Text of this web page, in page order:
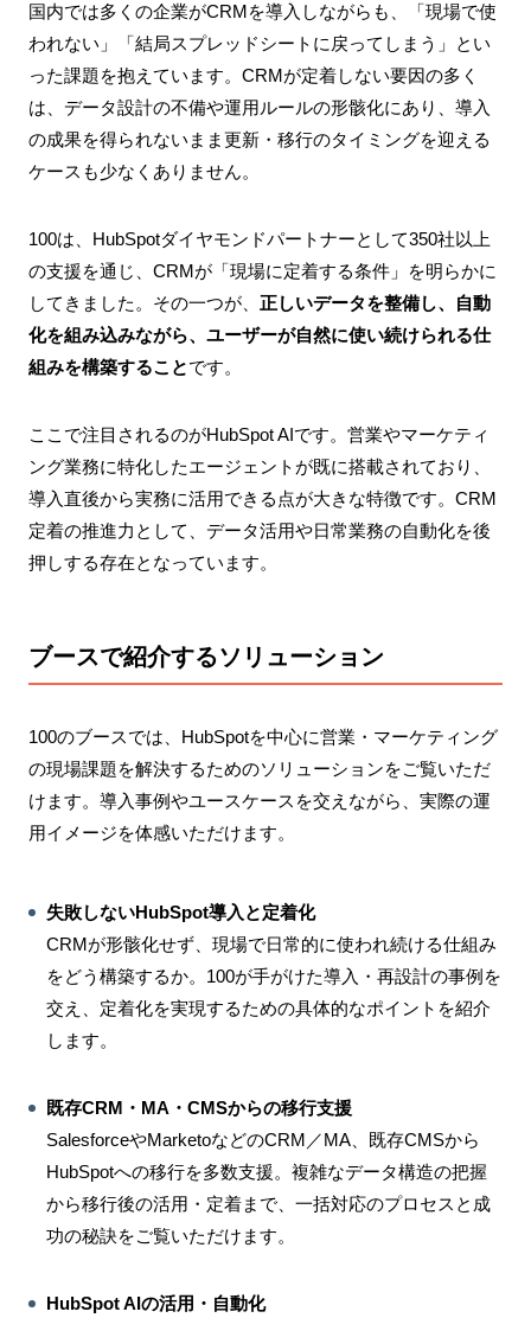
国内では多くの企業がCRMを導入しながらも、「現場で使
われない」「結局スプレッドシートに戻ってしまう」とい
った課題を抱えています。CRMが定着しない要因の多く
は、データ設計の不備や運用ルールの形骸化にあり、導入
の成果を得られないまま更新・移行のタイミングを迎える
ケースも少なくありません。
100は、HubSpotダイヤモンドパートナーとして350社以上
の支援を通じ、CRMが「現場に定着する条件」を明らかに
してきました。その一つが、 正しいデータを整備し、自動
化を組み込みながら、ユーザーが自然に使い続けられる仕
組みを構築することです。
ここで注目されるのがHubSpot AIです。営業やマーケティ
ング業務に特化したエージェントが既に搭載されており、
導入直後から実務に活用できる点が大きな特徴です。CRM
定着の推進力として、データ活用や日常業務の自動化を後
押しする存在となっています。
ブースで紹介するソリューション
100のブースでは、HubSpotを中心に営業・マーケティング
の現場課題を解決するためのソリューションをご覧いただ
けます。導入事例やユースケースを交えながら、実際の運
用イメージを体感いただけます。
失敗しないHubSpot導入と定着化
CRMが形骸化せず、現場で日常的に使われ続ける仕組み
をどう構築するか。100が手がけた導入・再設計の事例を
交え、定着化を実現するための具体的なポイントを紹介
します。
既存CRM・MA・CMSからの移行支援
SalesforceやMarketoなどのCRM／MA、既存CMSから
HubSpotへの移行を多数支援。複雑なデータ構造の把握
から移行後の活用・定着まで、一括対応のプロセスと成
功の秘訣をご覧いただけます。
HubSpot AIの活用・自動化